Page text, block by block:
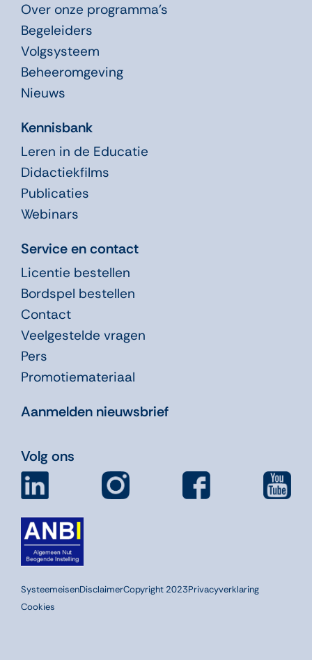
Over onze programma’s
Begeleiders
Volgsysteem
Beheeromgeving
Nieuws
Kennisbank
Leren in de Educatie
Didactiekfilms
Publicaties
Webinars
Service en contact
Licentie bestellen
Bordspel bestellen
Contact
Veelgestelde vragen
Pers
Promotiemateriaal
Aanmelden nieuwsbrief
Volg ons
SysteemeisenDisclaimerCopyright 2023Privacyverklaring
Cookies